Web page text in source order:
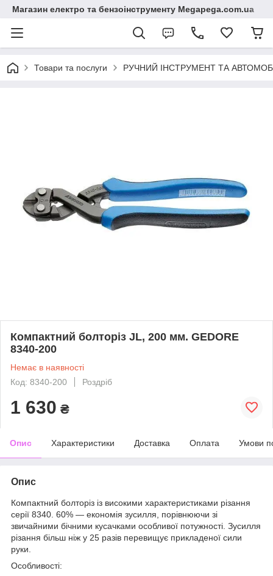
Магазин електро та бензоінструменту Megapega.com.ua
Товари та послуги РУЧНИЙ ІНСТРУМЕНТ ТА
Компактний болторіз JL, 200 мм. GEDORE
8340-200
Немає в наявності
Код: 8340-200
Роздріб
1 630 ₴
Опис Характеристики Доставка Оплата Умови
Опис
Компактний болторіз із високими характеристиками різання
серії 8340. 60% — економія зусилля, порівнюючи зі
звичайними бічними кусачками особливої потужності. Зусилля
різання більш ніж у 25 разів перевищує прикладеної сили
руки.
Особливості: